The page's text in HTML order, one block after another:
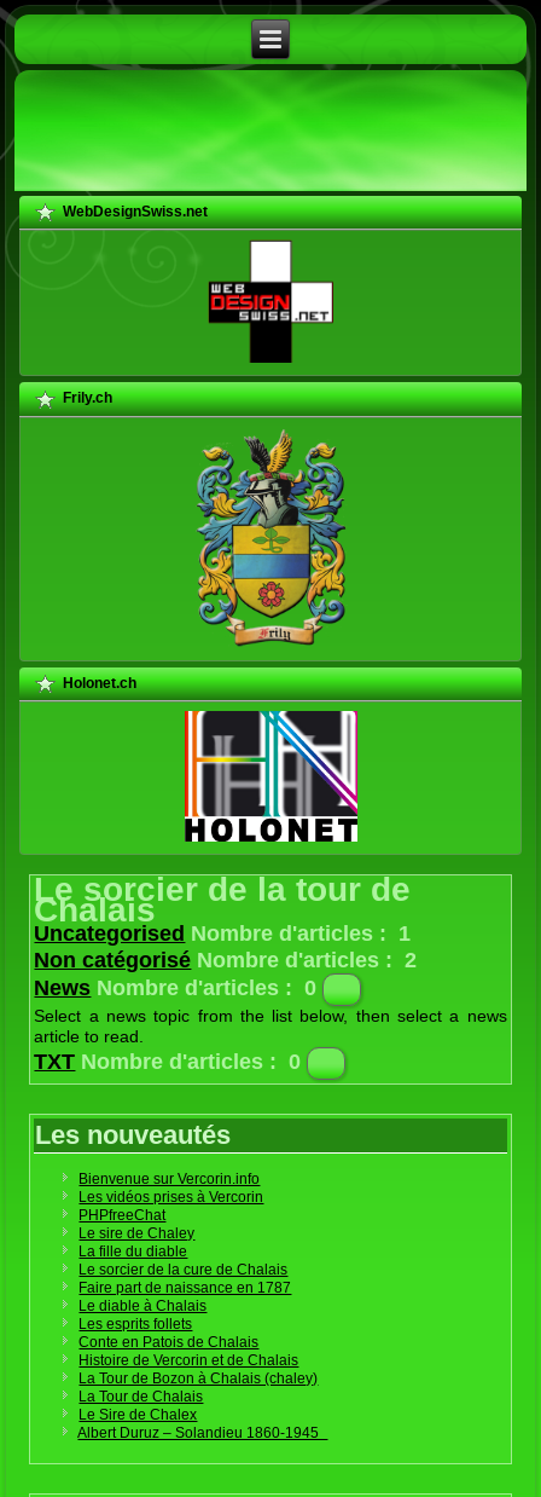
WebDesignSwiss.net
Frily.ch
Holonet.ch
Le sorcier de la tour de
Chalais
Uncategorised Nombre d'articles : 1
Non catégorisé Nombre d'articles : 2
News Nombre d'articles : 0
Select a news topic from the list below, then select a news
article to read.
Latest Nombre d'articles : 1
The latest news from the Joomla! Team
TXT Nombre d'articles : 0
Contes et légendes Nombre d'articles : 24
Textes historiques Nombre d'articles : 14
Les nouveautés
Bienvenue sur Vercorin.info
Les vidéos prises à Vercorin
PHPfreeChat
Le sire de Chaley
La fille du diable
Le sorcier de la cure de Chalais
Faire part de naissance en 1787
Le diable à Chalais
Les esprits follets
Conte en Patois de Chalais
Histoire de Vercorin et de Chalais
La Tour de Bozon à Chalais (chaley)
La Tour de Chalais
Le Sire de Chalex
Albert Duruz – Solandieu 1860-1945